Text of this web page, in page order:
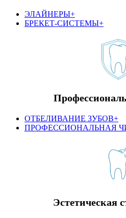
ЭЛАЙНЕРЫ+
БРЕКЕТ-СИСТЕМЫ+
ОТБЕЛИВАНИЕ ЗУБОВ+
ПРОФЕССИОНАЛЬНАЯ
Эстетическая